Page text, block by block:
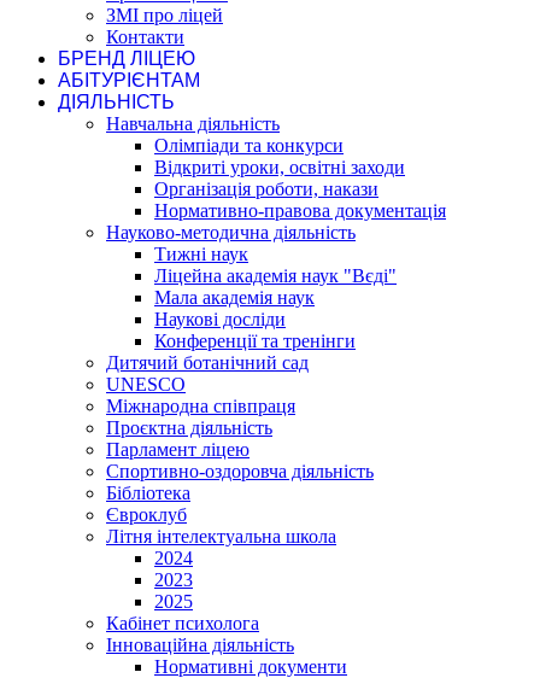
ЗМІ про ліцей
Контакти
БРЕНД ЛІЦЕЮ
АБІТУРІЄНТАМ
ДІЯЛЬНІСТЬ
Навчальна діяльність
Олімпіади та конкурси
Відкриті уроки, освітні заходи
Організація роботи, накази
Нормативно-правова документація
Науково-методична діяльність
Тижні наук
Ліцейна академія наук "Вєді"
Мала академія наук
Наукові досліди
Конференції та тренінги
Дитячий ботанічний сад
UNESCO
Міжнародна співпраця
Проєктна діяльність
Парламент ліцею
Спортивно-оздоровча діяльність
Бібліотека
Євроклуб
Літня інтелектуальна школа
2024
2023
2025
Кабінет психолога
Інноваційна діяльність
Нормативні документи